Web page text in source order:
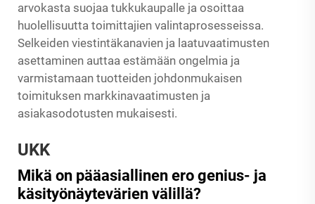
arvokasta suojaa tukkukaupalle ja osoittaa
huolellisuutta toimittajien valintaprosesseissa.
Selkeiden viestintäkanavien ja laatuvaatimusten
asettaminen auttaa estämään ongelmia ja
varmistamaan tuotteiden johdonmukaisen
toimituksen markkinavaatimusten ja
asiakasodotusten mukaisesti.
UKK
Mikä on pääasiallinen ero genius- ja
käsityönäytevärien välillä?